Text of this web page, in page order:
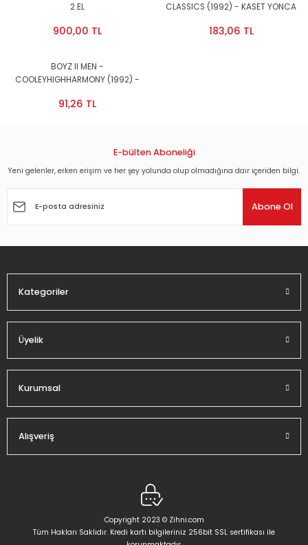
2.EL
900,00 TL
CLASSICS (1992) - KASET YONCA
183,06 TL
BOYZ II MEN -
COOLEYHIGHHARMONY (1992) -
91,26 TL
E-bülten Aboneliği
Yeni gelenler, erken erişim ve her şey yolunda olup olmadığına dair içeriden bilgi.
Abone Ol
Kategoriler
Üyelik
Kurumsal
Alışveriş
Copyright 2023 © Zihni.com
Tüm Hakları Saklıdır. Kredi kartı bilgileriniz 256bit SSL sertifikası ile